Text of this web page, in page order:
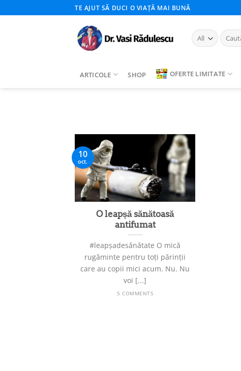
to
TE AJUT SĂ DUCI O VIAȚĂ MAI BUNĂ
Caută
după:
ARTICOLE SHOP OFERTE LIMITATE
O leapșă sănătoasă
antifumat
#leapșadesănătate O mică
rugăminte pentru toți părinții
care au copii mici acum. Nu. Nu
voi [...]
5 COMMENTS
10
oct.